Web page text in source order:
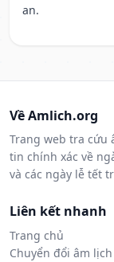
an.
Về Amlich.org
Trang web tra cứu
tin chính xác về
và các ngày lễ tết
Liên kết nhanh
Trang chủ
Chuyển đổi âm lịch